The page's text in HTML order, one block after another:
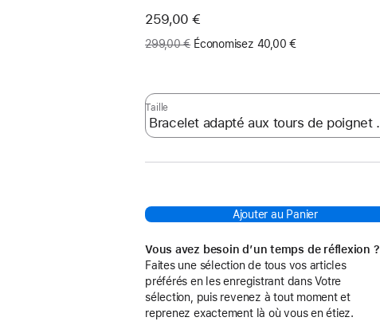
Maintenant
259,00 €
Ancien
299,00 € Économisez 40,00 €
Taille
Ajouter au Panier
Vous avez besoin d’un temps de réflexion ?
Faites une sélection de tous vos articles
préférés en les enregistrant dans Votre
sélection, puis revenez à tout moment et
reprenez exactement là où vous en étiez.